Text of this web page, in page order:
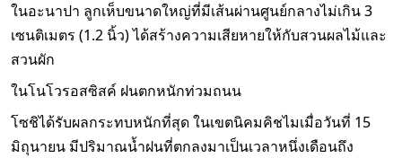
ในอะนาปา ลูกเห็บขนาดใหญ่ที่มีเส้นผ่านศูนย์กลางไม่เกิน 3
เซนติเมตร (1.2 นิ้ว) ได้สร้างความเสียหายให้กับสวนผลไม้และ
สวนผัก
ในโนโวรอสซิสค์ ฝนตกหนักท่วมถนน
โซชิได้รับผลกระทบหนักที่สุด ในเขตนิคมคิชไมเมื่อวันที่ 15
มิถุนายน มีปริมาณน้ำฝนที่ตกลงมาเป็นเวลาหนึ่งเดือนถึง